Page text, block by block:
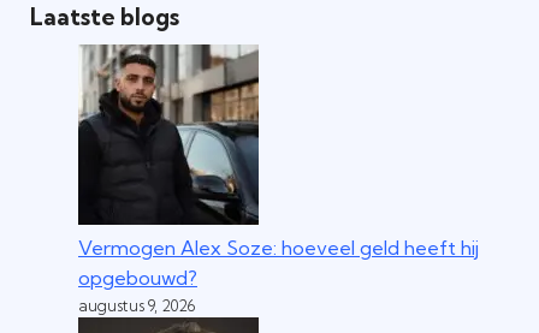
Laatste blogs
Vermogen Alex Soze: hoeveel geld heeft hij
opgebouwd?
augustus 9, 2026